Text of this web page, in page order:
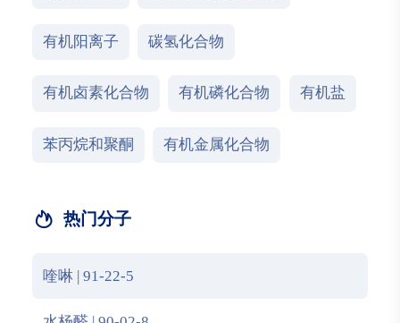
有机阳离子 碳氢化合物
有机卤素化合物 有机磷化合物 有机盐
苯丙烷和聚酮 有机金属化合物
热门分子
喹啉 | 91-22-5